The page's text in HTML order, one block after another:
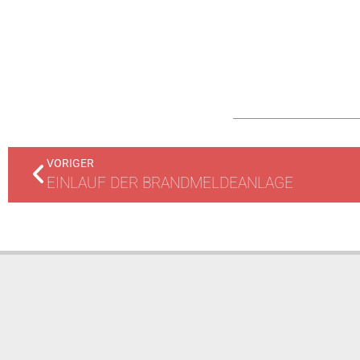
VORIGER
EINLAUF DER BRANDMELDEANLAGE